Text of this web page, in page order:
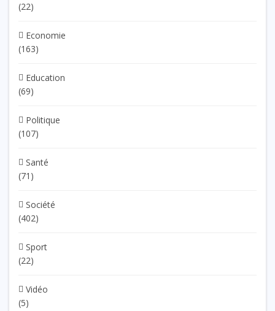
(22)
Economie
(163)
Education
(69)
Politique
(107)
Santé
(71)
Société
(402)
Sport
(22)
Vidéo
(5)